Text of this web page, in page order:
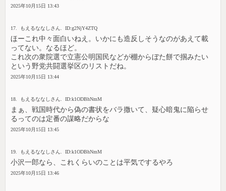
2025年10月15日 13:43
17. もえるななしさん. ID:g2NjY4ZTQ
ほーこれ中々面白いねえ。いかにも造反しそうなのがあえて載
ってない。なるほど。
これ次の衆院選で立憲公明国民などが棚からぼた餅で掴みたい
という野党共闘選挙区のリストだね。
2025年10月15日 13:44
18. もえるななしさん. ID:k1ODBhNmM
まぁ、戦国時代から偽の書状をバラ撒いて、疑心暗鬼に陥らせ
るってのは定番の謀略だからな
2025年10月15日 13:45
19. もえるななしさん. ID:k1ODBhNmM
小沢一郎なら、これくらいのことは平気でするやろ
2025年10月15日 13:46